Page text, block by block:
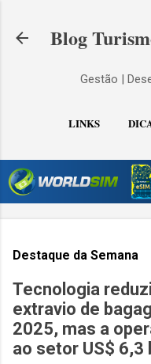
Blog
Gestão |
LINKS
Destaque da Semana
Tecnologia
extravio de
2025, mas a
ao setor US$ 6,3